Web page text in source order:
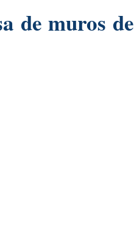
de muros de